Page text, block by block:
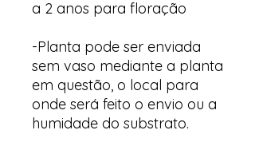
a 2 anos para floração
-Planta pode ser enviada
sem vaso mediante a planta
em questão, o local para
onde será feito o envio ou a
humidade do substrato.